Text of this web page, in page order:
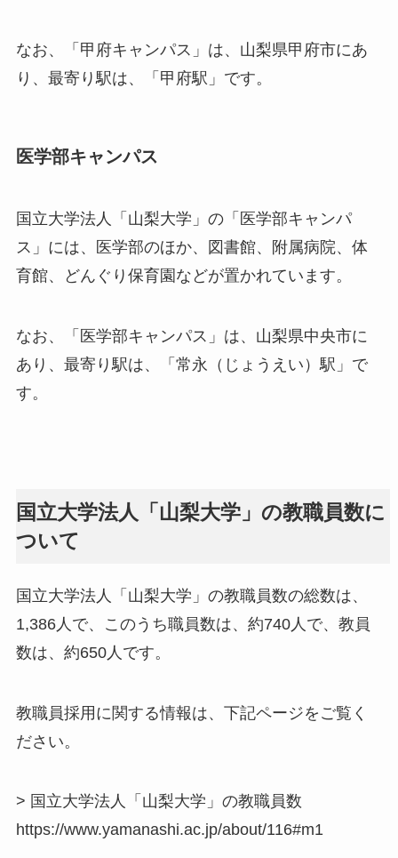
なお、「甲府キャンパス」は、山梨県甲府市にあ
り、最寄り駅は、「甲府駅」です。
医学部キャンパス
国立大学法人「山梨大学」の「医学部キャンパ
ス」には、医学部のほか、図書館、附属病院、体
育館、どんぐり保育園などが置かれています。
なお、「医学部キャンパス」は、山梨県中央市に
あり、最寄り駅は、「常永（じょうえい）駅」で
す。
国立大学法人「山梨大学」の教職員数に
ついて
国立大学法人「山梨大学」の教職員数の総数は、
1,386人で、このうち職員数は、約740人で、教員
数は、約650人です。
教職員採用に関する情報は、下記ページをご覧く
ださい。
> 国立大学法人「山梨大学」の教職員数
https://www.yamanashi.ac.jp/about/116#m1